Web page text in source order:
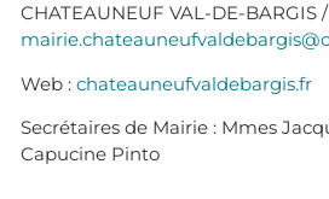
CHATEAUNEUF VAL-DE-BARGIS
Web : chateauneufvaldebargis.fr
Secrétaires de Mairie : Mmes
Capucine Pinto